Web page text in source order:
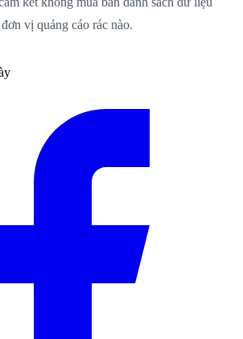
vị quảng cáo rác nào.